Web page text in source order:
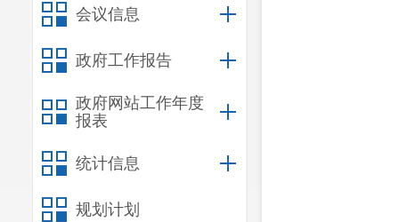
会议信息
政府工作报告
政府网站工作年度
报表
统计信息
规划计划